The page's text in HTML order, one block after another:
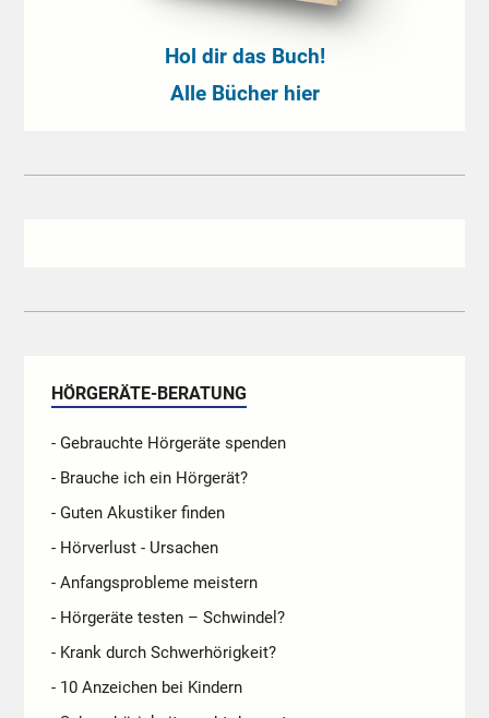
Hol dir das Buch!
Alle Bücher hier
HÖRGERÄTE-BERATUNG
- Gebrauchte Hörgeräte spenden
- Brauche ich ein Hörgerät?
- Guten Akustiker finden
- Hörverlust - Ursachen
- Anfangsprobleme meistern
- Hörgeräte testen – Schwindel?
- Krank durch Schwerhörigkeit?
- 10 Anzeichen bei Kindern